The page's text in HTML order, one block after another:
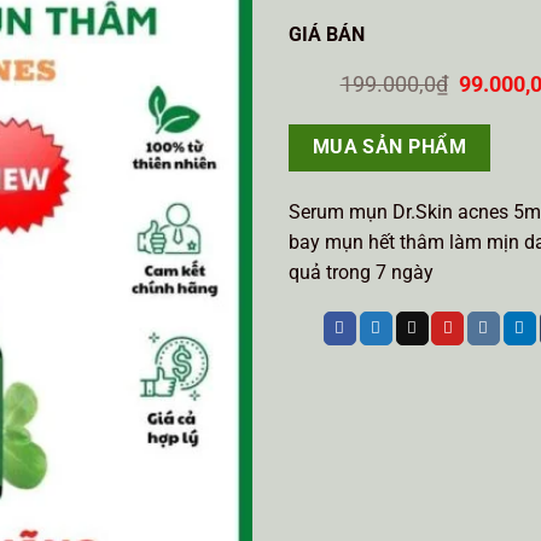
GIÁ BÁN
199.000,0₫ Giá
là:
99.000,0
MUA SẢN PHẨM
Serum mụn Dr.Skin acnes
bay mụn hết thâm làm mịn
quả trong 7 ngày